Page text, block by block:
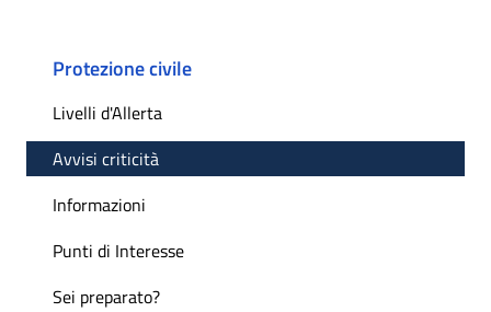
Protezione civile
Livelli d'Allerta
Avvisi criticità
Informazioni
Punti di Interesse
Sei preparato?